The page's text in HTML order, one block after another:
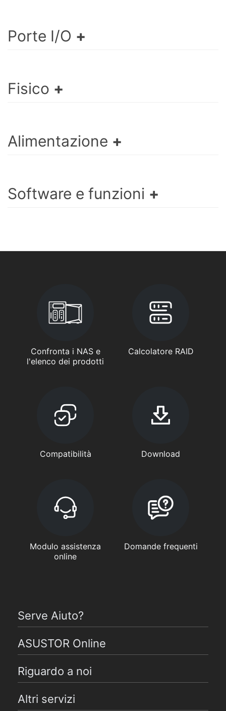
Porte I/O
Fisico
Alimentazione
Software e funzioni
Confronta i NAS e
l'elenco dei prodotti
Calcolatore RAID
Compatibilità Download
Modulo assistenza
online
Domande frequenti
Serve Aiuto?
ASUSTOR Online
Riguardo a noi
Altri servizi